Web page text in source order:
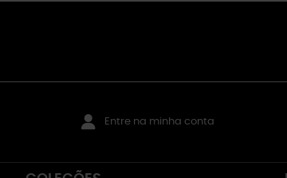
Entre na minha conta